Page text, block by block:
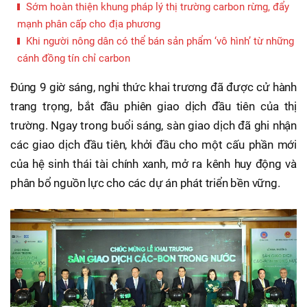
Sớm hoàn thiện khung pháp lý thị trường carbon rừng, đẩy
mạnh phân cấp cho địa phương
Khi người nông dân có thể bán sản phẩm ‘vô hình’ từ những
cánh đồng tín chỉ carbon
Đúng 9 giờ sáng, nghi thức khai trương đã được cử hành
trang trọng, bắt đầu phiên giao dịch đầu tiên của thị
trường. Ngay trong buổi sáng, sàn giao dịch đã ghi nhận
các giao dịch đầu tiên, khởi đầu cho một cấu phần mới
của hệ sinh thái tài chính xanh, mở ra kênh huy động và
phân bổ nguồn lực cho các dự án phát triển bền vững.